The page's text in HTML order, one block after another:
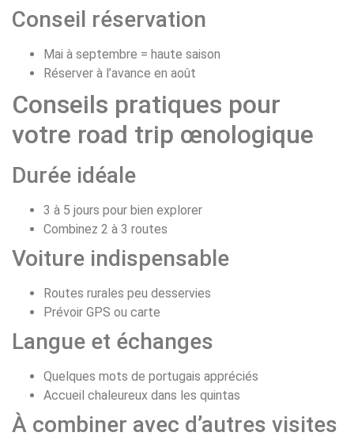
Conseil réservation
Mai à septembre = haute saison
Réserver à l’avance en août
Conseils pratiques pour
votre road trip œnologique
Durée idéale
3 à 5 jours pour bien explorer
Combinez 2 à 3 routes
Voiture indispensable
Routes rurales peu desservies
Prévoir GPS ou carte
Langue et échanges
Quelques mots de portugais appréciés
Accueil chaleureux dans les quintas
À combiner avec d’autres visites